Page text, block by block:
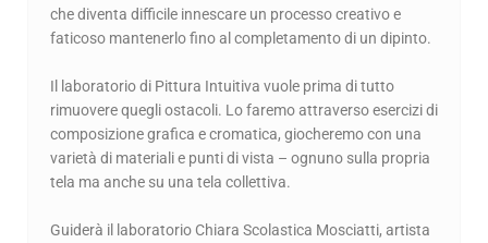
che diventa difficile innescare un processo creativo e
faticoso mantenerlo fino al completamento di un dipinto.
Il laboratorio di Pittura Intuitiva vuole prima di tutto
rimuovere quegli ostacoli. Lo faremo attraverso esercizi di
composizione grafica e cromatica, giocheremo con una
varietà di materiali e punti di vista – ognuno sulla propria
tela ma anche su una tela collettiva.
Guiderà il laboratorio Chiara Scolastica Mosciatti, artista